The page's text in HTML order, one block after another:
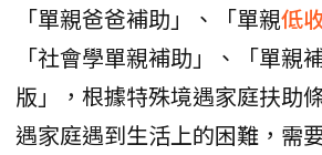
「單親爸爸補助」、「單親低
「社會學單親補助」、「單親
版」，根據特殊境遇家庭扶助
遇家庭遇到生活上的困難，需